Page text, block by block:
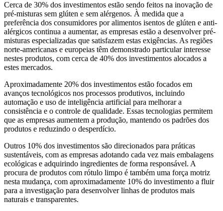
Cerca de 30% dos investimentos estão sendo feitos na inovação de
pré-misturas sem glúten e sem alérgenos. À medida que a
preferência dos consumidores por alimentos isentos de glúten e anti-
alérgicos continua a aumentar, as empresas estão a desenvolver pré-
misturas especializadas que satisfazem estas exigências. As regiões
norte-americanas e europeias têm demonstrado particular interesse
nestes produtos, com cerca de 40% dos investimentos alocados a
estes mercados.
Aproximadamente 20% dos investimentos estão focados em
avanços tecnológicos nos processos produtivos, incluindo
automação e uso de inteligência artificial para melhorar a
consistência e o controle de qualidade. Essas tecnologias permitem
que as empresas aumentem a produção, mantendo os padrões dos
produtos e reduzindo o desperdício.
Outros 10% dos investimentos são direcionados para práticas
sustentáveis, com as empresas adotando cada vez mais embalagens
ecológicas e adquirindo ingredientes de forma responsável. A
procura de produtos com rótulo limpo é também uma força motriz
nesta mudança, com aproximadamente 10% do investimento a fluir
para a investigação para desenvolver linhas de produtos mais
naturais e transparentes.